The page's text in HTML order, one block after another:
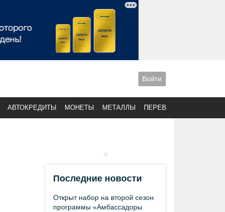
Войти
АВТОКРЕДИТЫ МОНЕТЫ МЕТАЛЛЫ ПЕРЕВОДЫ
Последние новости
Открыт набор на второй сезон
программы «Амбассадоры